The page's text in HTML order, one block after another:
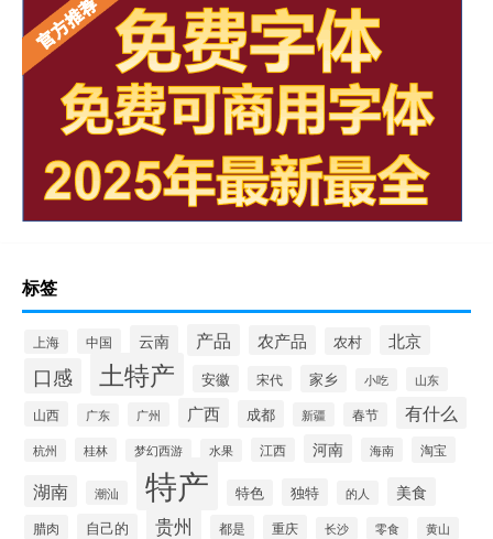
标签
上海 中国 云南 产品 农产品 农村 北京
口感 土特产 安徽 宋代 家乡 小吃 山东
山西 广东 广州 广西 成都 新疆 春节 有什么
杭州 桂林 梦幻西游 水果 江西 河南 海南 淘宝
湖南 潮汕 特产 特色 独特 的人 美食
腊肉 自己的 贵州 都是 重庆 长沙 零食 黄山